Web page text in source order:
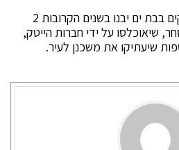
ע"פ התוכניות, באזור העסקים בבת ים יבנו בשנים הקרובות 2
שיאוכלסו על ידי חברות הייטק,
שיעתיקו את משכנן לעיר.